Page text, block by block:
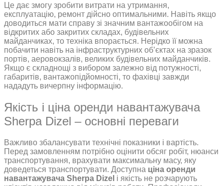
Це дає змогу зробити витрати на утримання,
експлуатацію, ремонт дійсно оптимальними. Навіть якщо
доводиться мати справу зі значним вантажообігом на
відкритих або закритих складах, будівельних
майданчиках, то техніка впорається. Нерідко її можна
побачити навіть на інфраструктурних об’єктах на зразок
портів, аеровокзалів, великих будівельних майданчиків.
Якщо є складнощі з вибором залежно від потужності,
габаритів, вантажопідйомності, то фахівці завжди
нададуть вичерпну інформацію.
Якість і ціна оренди навантажувача
Sherpa Dizel – основні переваги
Важливо збалансувати технічні показники і вартість.
Перед замовленням потрібно оцінити обсяг робіт, нюанси
транспортування, врахувати максимальну масу, яку
доведеться транспортувати. Доступна ціна оренди
навантажувача Sherpa Dizel і якість не розчарують